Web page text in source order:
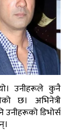
उनीहरूले कुनै
छ। अभिनेत्री
उनीहरूको डिभोर्स